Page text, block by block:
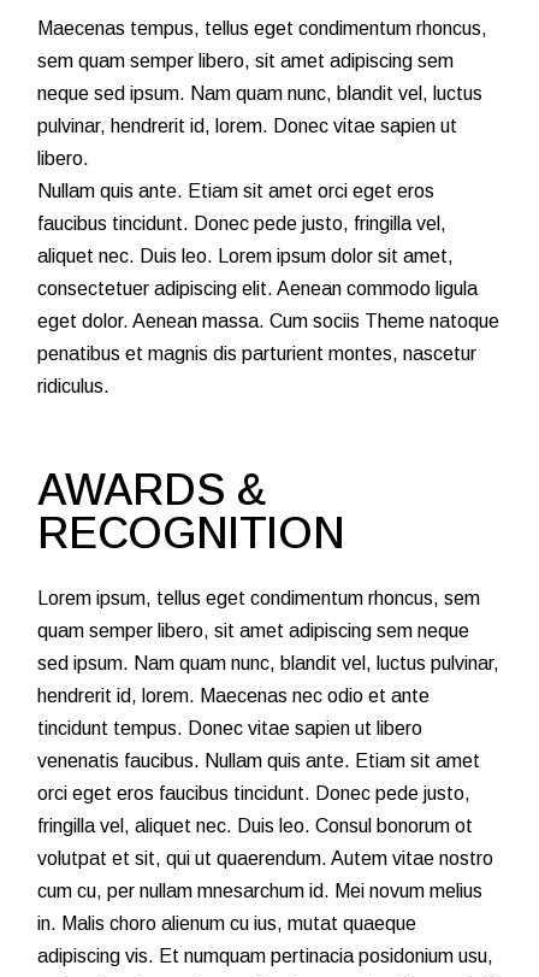
Maecenas tempus, tellus eget condimentum rhoncus,
sem quam semper libero, sit amet adipiscing sem
neque sed ipsum. Nam quam nunc, blandit vel, luctus
pulvinar, hendrerit id, lorem. Donec vitae sapien ut
libero.
Nullam quis ante. Etiam sit amet orci eget eros
faucibus tincidunt. Donec pede justo, fringilla vel,
aliquet nec. Duis leo. Lorem ipsum dolor sit amet,
consectetuer adipiscing elit. Aenean commodo ligula
eget dolor. Aenean massa. Cum sociis Theme natoque
penatibus et magnis dis parturient montes, nascetur
ridiculus.
AWARDS &
RECOGNITION
Lorem ipsum, tellus eget condimentum rhoncus, sem
quam semper libero, sit amet adipiscing sem neque
sed ipsum. Nam quam nunc, blandit vel, luctus pulvinar,
hendrerit id, lorem. Maecenas nec odio et ante
tincidunt tempus. Donec vitae sapien ut libero
venenatis faucibus. Nullam quis ante. Etiam sit amet
orci eget eros faucibus tincidunt. Donec pede justo,
fringilla vel, aliquet nec. Duis leo. Consul bonorum ot
volutpat et sit, qui ut quaerendum. Autem vitae nostro
cum cu, per nullam mnesarchum id. Mei novum melius
in. Malis choro alienum cu ius, mutat quaeque
adipiscing vis. Et numquam pertinacia posidonium usu,